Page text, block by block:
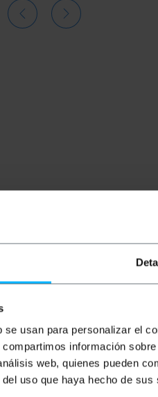
usan para personalizar el
información
web, quienes pueden
uso que haya hecho de sus